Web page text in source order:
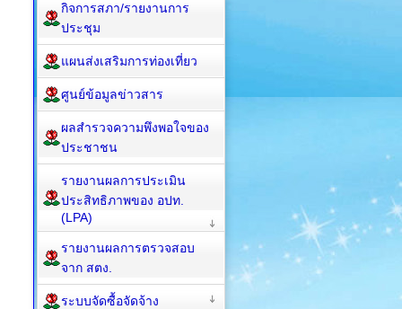
กิจการสภา/รายงานการ
ประชุม
แผนส่งเสริมการท่องเที่ยว
ศูนย์ข้อมูลข่าวสาร
ผลสำรวจความพึงพอใจของ
ประชาชน
รายงานผลการประเมิน
ประสิทธิภาพของ อปท.
(LPA)
รายงานผลการตรวจสอบ
จาก สตง.
ระบบจัดซื้อจัดจ้าง